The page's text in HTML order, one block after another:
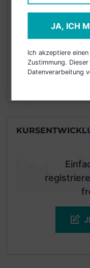
1 2 3
JA, ICH
Ich akzeptiere
Zustimmung.
Datenverarbeitung